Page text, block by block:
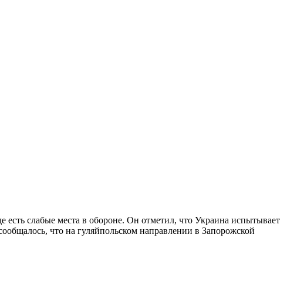
слабые места в обороне. Он отметил, что Украина испытывает
что на гуляйпольском направлении в Запорожской